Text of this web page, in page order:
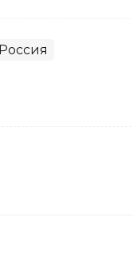
Россия